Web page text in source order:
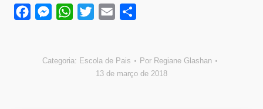
FacebookMessengerWhatsApp
Twitter Email
Categoria: Escola de Pais Por Regiane Glashan
13 de março de 2018